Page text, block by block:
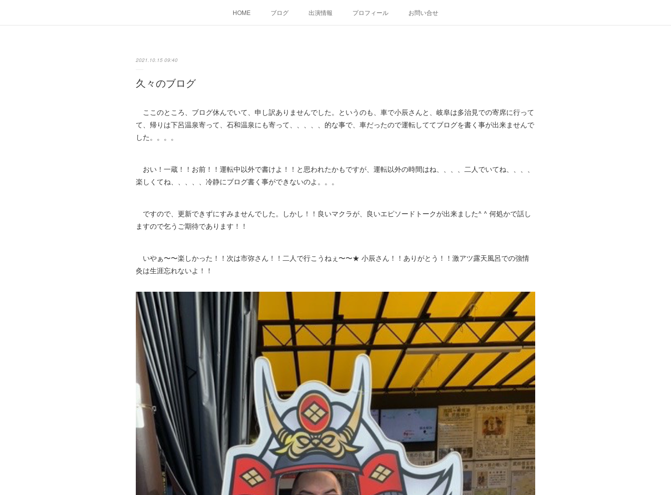
HOME ブログ 出演情報 プロフィール お問い合せ
2021.10.15 09:40
久々のブログ
ここのところ、ブログ休んでいて、申し訳ありませんでした。というのも、車で小辰さんと、岐阜は多治見での寄席に行って
て、帰りは下呂温泉寄って、石和温泉にも寄って、、、、、的な事で、車だったので運転しててブログを書く事が出来ませんで
した。。。。
おい！一蔵！！お前！！運転中以外で書けよ！！と思われたかもですが、運転以外の時間はね、、、、二人でいてね、、、、
楽しくてね、、、、、冷静にブログ書く事ができないのよ。。。
ですので、更新できずにすみませんでした。しかし！！良いマクラが、良いエピソードトークが出来ました^ ^ 何処かで話し
ますので乞うご期待であります！！
いやぁ〜〜楽しかった！！次は市弥さん！！二人で行こうねぇ〜〜★ 小辰さん！！ありがとう！！激アツ露天風呂での強情
灸は生涯忘れないよ！！